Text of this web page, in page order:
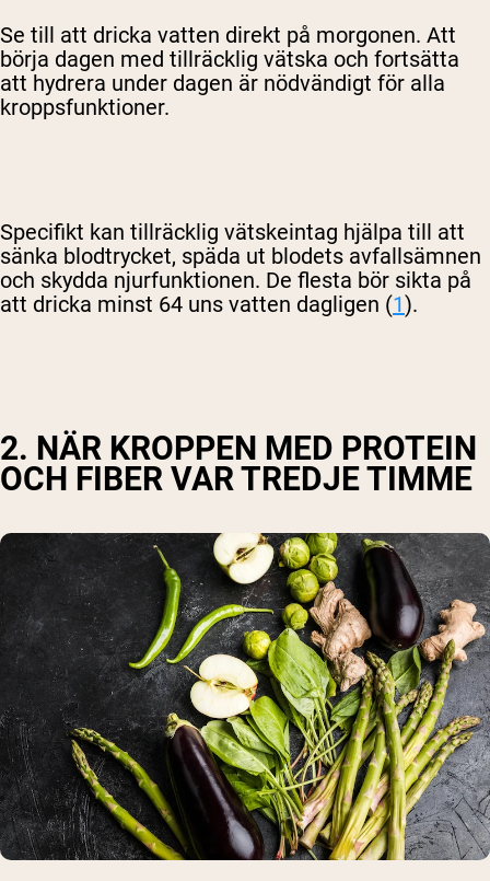
Se till att dricka vatten direkt på morgonen. Att
börja dagen med tillräcklig vätska och fortsätta
att hydrera under dagen är nödvändigt för alla
kroppsfunktioner.
Specifikt kan tillräcklig vätskeintag hjälpa till att
sänka blodtrycket, späda ut blodets avfallsämnen
och skydda njurfunktionen. De flesta bör sikta på
att dricka minst 64 uns vatten dagligen (1).
2. NÄR KROPPEN MED PROTEIN
OCH FIBER VAR TREDJE TIMME